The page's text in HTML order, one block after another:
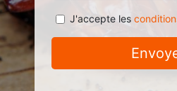
J'accepte les